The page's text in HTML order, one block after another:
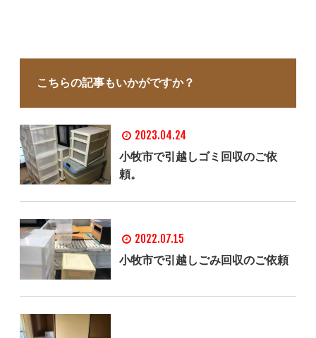
こちらの記事もいかがですか？
2023.04.24
小牧市で引越しゴミ回収のご依
頼。
2022.07.15
小牧市で引越しごみ回収のご依頼